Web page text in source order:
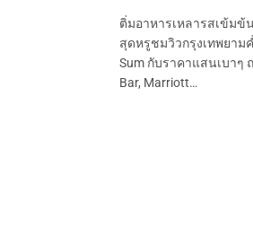
ติ่มอาหารเหลารสเข้มข้
สุดหรูชมวิวกรุงเทพยาม
Sum กับราคาแสนเบาๆ
Bar, Marriott…